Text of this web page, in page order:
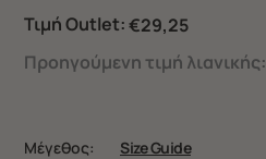
Τιμή Outlet:€29,25
Προηγούμενη τιμή λιανικής:
Μέγεθος: Size Guide